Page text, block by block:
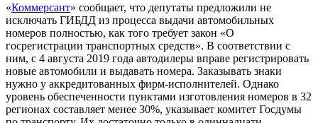
«Коммерсант» сообщает, что депутаты предложили не
исключать ГИБДД из процесса выдачи автомобильных
номеров полностью, как того требует закон «О
госрегистрации транспортных средств». В соответствии с
ним, с 4 августа 2019 года автодилеры вправе регистрировать
новые автомобили и выдавать номера. Заказывать знаки
нужно у аккредитованных фирм-исполнителей. Однако
уровень обеспеченности пунктами изготовления номеров в 32
регионах составляет менее 30%, указывает комитет Госдумы